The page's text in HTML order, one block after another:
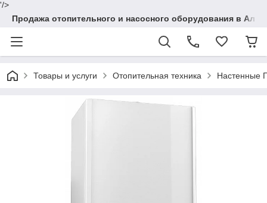
'/>
Продажа отопительного и насосного оборудования в
Товары и услуги Отопительная техника Настенные